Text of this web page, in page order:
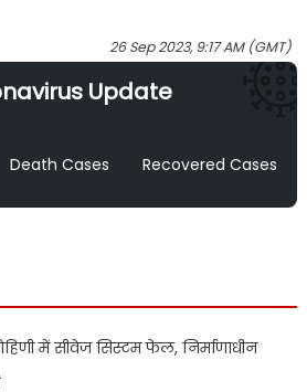
26 Sep 2023, 9:17 AM (GMT)
Update
Death Cases Recovered Cases
में सीवेज सिस्टम फेल, निर्माणाधीन